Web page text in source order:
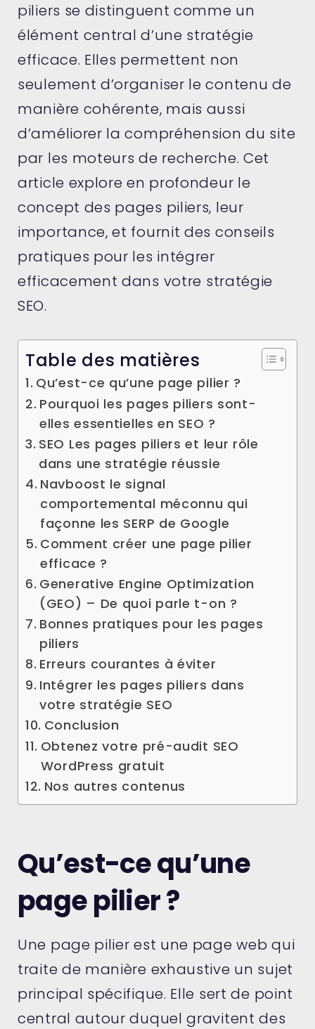
piliers se distinguent comme un
élément central d’une stratégie
efficace. Elles permettent non
seulement d’organiser le contenu de
manière cohérente, mais aussi
d’améliorer la compréhension du site
par les moteurs de recherche. Cet
article explore en profondeur le
concept des pages piliers, leur
importance, et fournit des conseils
pratiques pour les intégrer
efficacement dans votre stratégie
SEO.
Table des matières
Qu’est-ce qu’une page pilier ?
Pourquoi les pages piliers sont-
elles essentielles en SEO ?
SEO Les pages piliers et leur rôle
dans une stratégie réussie
Navboost le signal
comportemental méconnu qui
façonne les SERP de Google
Comment créer une page pilier
efficace ?
Generative Engine Optimization
(GEO) – De quoi parle t-on ?
Bonnes pratiques pour les pages
piliers
Erreurs courantes à éviter
Intégrer les pages piliers dans
votre stratégie SEO
Conclusion
Obtenez votre pré-audit SEO
WordPress gratuit
Nos autres contenus
Qu’est-ce qu’une
page pilier ?
Une page pilier est une page web qui
traite de manière exhaustive un sujet
principal spécifique. Elle sert de point
central autour duquel gravitent des